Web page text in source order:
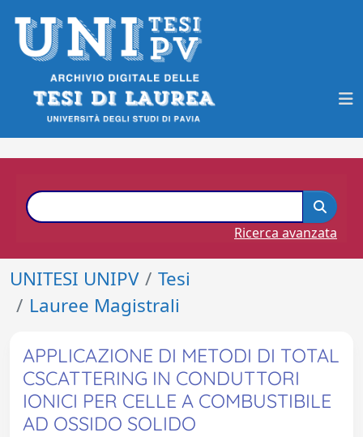
Ricerca avanzata
UNITESI UNIPV
Tesi
Lauree Magistrali
APPLICAZIONE DI METODI DI TOTAL
CSCATTERING IN CONDUTTORI
IONICI PER CELLE A COMBUSTIBILE
AD OSSIDO SOLIDO